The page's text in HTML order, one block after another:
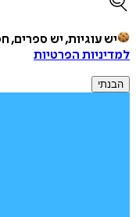
יש עוגיות, יש ספרים,
למדיניות הפרטיות
הבנתי